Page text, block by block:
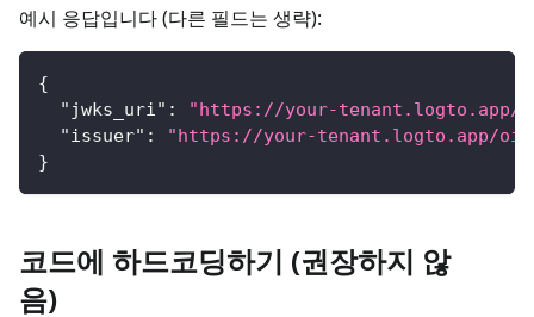
예시 응답입니다 (다른 필드는 생략):
{
"jwks_uri" :
"https://your-tenant.logto.app/
"issuer" :
"https://your-tenant.logto.app/
}
코드에 하드코딩하기 (권장하지 않
음)